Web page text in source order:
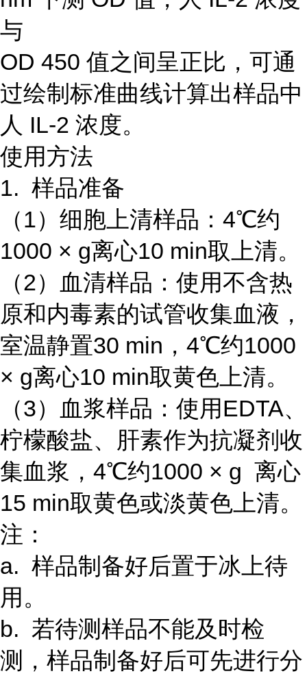
与
OD 450 值之间呈正比，可通
过绘制标准曲线计算出样品中
人 IL-2 浓度。
使用方法
1. 样品准备
（1）细胞上清样品：4℃约
1000 × g离心10 min取上清。
（2）血清样品：使用不含热
原和内毒素的试管收集血液，
室温静置30 min，4℃约1000
× g离心10 min取黄色上清。
（3）血浆样品：使用EDTA、
柠檬酸盐、肝素作为抗凝剂收
集血浆，4℃约1000 × g 离心
15 min取黄色或淡黄色上清。
注：
a. 样品制备好后置于冰上待
用。
b. 若待测样品不能及时检
测，样品制备好后可先进行分